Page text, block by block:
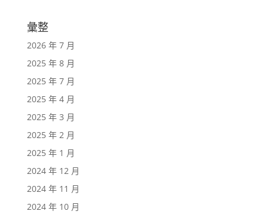
彙整
2026 年 7 月
2025 年 8 月
2025 年 7 月
2025 年 4 月
2025 年 3 月
2025 年 2 月
2025 年 1 月
2024 年 12 月
2024 年 11 月
2024 年 10 月